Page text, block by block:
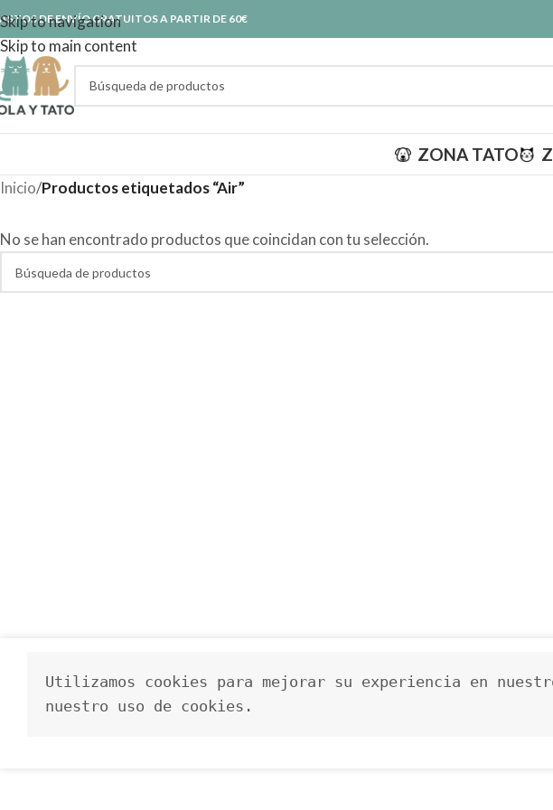
Skip to navigation
Skip to main content
DE ENVÍO GRATUITOS A PARTIR DE 60€
ZONA TATO
Inicio/Productos etiquetados “Air”
No se han encontrado productos que coincidan con tu selección.
Utilizamos cookies para mejorar su experiencia en
nuestro uso de cookies.